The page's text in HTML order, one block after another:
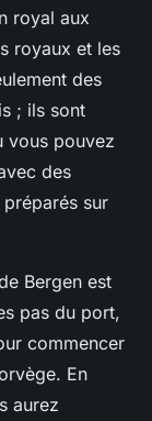
royal aux
royaux et les
des
; ils sont
vous pouvez
des
sur
Bergen est
pas du port,
commencer
En
aurez